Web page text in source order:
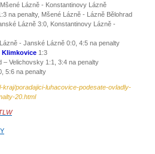
Lázně - Konstantinovy Lázně
na penalty, Mšené Lázně - Lázně Bělohrad
Lázně 3:0, Konstantinovy Lázně -
- Janské Lázně 0:0, 4:5 na penalty
Klimkovice 1:3
– Velichovsky 1:1, 3:4 na penalty
5:6 na penalty
poradajici-luhacovice-podesate-ovladly-
20.html